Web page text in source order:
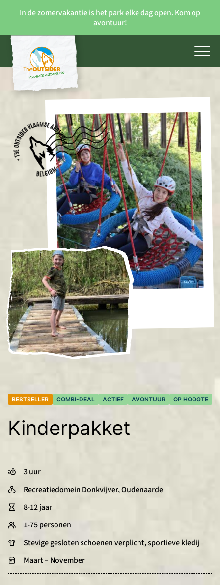
In de zomervakantie is het park elke dag open. Kom op
avontuur!
BESTSELLER COMBI-DEAL ACTIEF AVONTUUR OP HOOGTE
Kinderpakket
3 uur
Recreatiedomein Donkvijver, Oudenaarde
8-12 jaar
1-75 personen
Stevige gesloten schoenen verplicht, sportieve kledij
Maart – November